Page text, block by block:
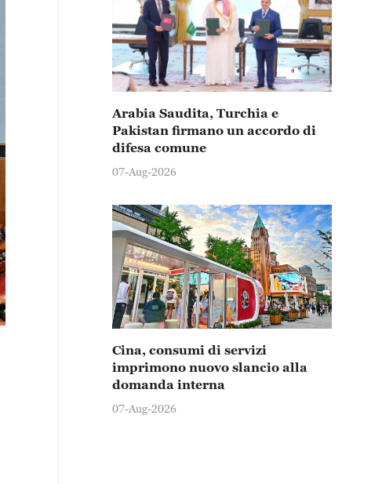
Arabia Saudita, Turchia e
Pakistan firmano un accordo di
difesa comune
07-Aug-2026
Cina, consumi di servizi
imprimono nuovo slancio alla
domanda interna
07-Aug-2026